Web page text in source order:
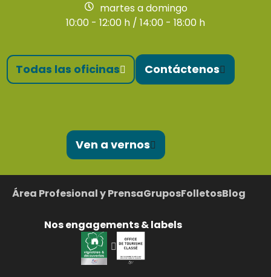
martes a domingo
10:00 - 12:00 h / 14:00 - 18:00 h
Todas las oficinas Contáctenos
Ven a vernos
Área Profesional y PrensaGruposFolletosBlog
Nos engagements & labels